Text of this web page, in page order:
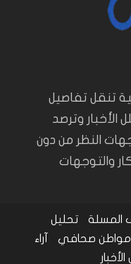
تنقل تفاصيل
الأخبار وترصد
النظر من دون
والتوجهات
تحليل
مواطن صحافي
آراء